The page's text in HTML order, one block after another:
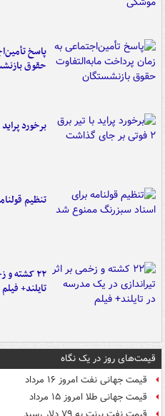
پاسخ
حقوق
برخورد پراید با تیر
تنظیم
۲۲ کشته
تایلند+ فیلم
قیمت‌های روز در یک نگاه
قیمت جهانی نفت امروز ۱۶ مرداد
قیمت جهانی طلا امروز ۱۵ مرداد